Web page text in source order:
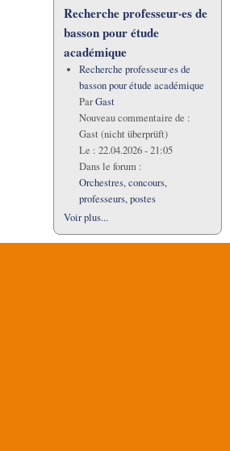
Recherche professeur·es de
basson pour étude
académique
Recherche professeur·es de
basson pour étude académique
ParGast
Nouveau commentaire de :
Gast (nicht überprüft)
Le : 22.04.2026 - 21:05
Dans le forum :
Orchestres, concours,
professeurs, postes
Voir plus...